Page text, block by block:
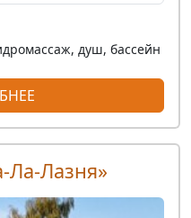
душ, бассейн
Ла-Лазня»